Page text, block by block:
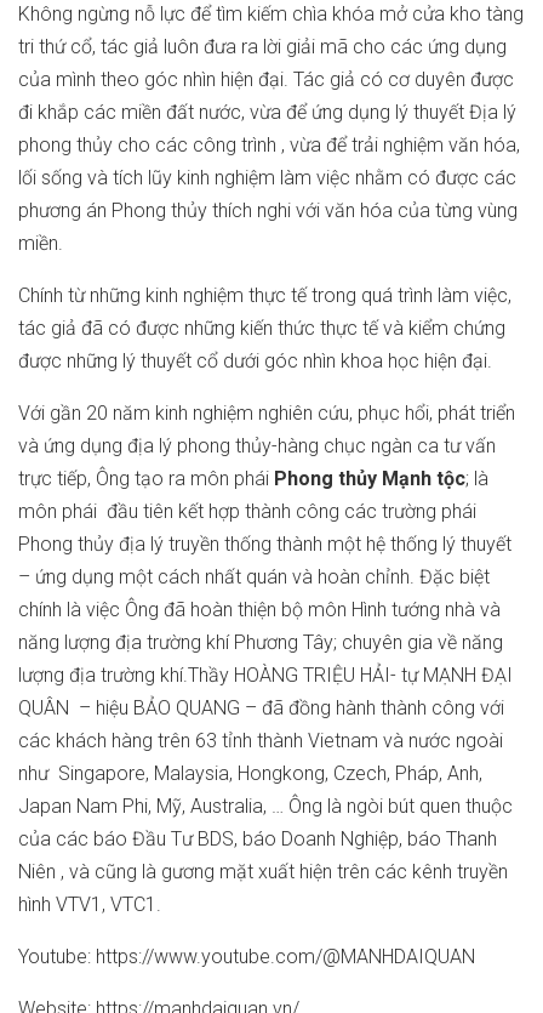
Không ngừng nỗ lực để tìm kiếm chìa khóa mở cửa kho tàng
tri thứ cổ, tác giả luôn đưa ra lời giải mã cho các ứng dụng
của mình theo góc nhìn hiện đại. Tác giả có cơ duyên được
đi khắp các miền đất nước, vừa để ứng dụng lý thuyết Địa lý
phong thủy cho các công trình , vừa để trải nghiệm văn hóa,
lối sống và tích lũy kinh nghiệm làm việc nhằm có được các
phương án Phong thủy thích nghi với văn hóa của từng vùng
miền.
Chính từ những kinh nghiệm thực tế trong quá trình làm việc,
tác giả đã có được những kiến thức thực tế và kiểm chứng
được những lý thuyết cổ dưới góc nhìn khoa học hiện đại.
Với gần 20 năm kinh nghiệm nghiên cứu, phục hổi, phát triển
và ứng dụng địa lý phong thủy-hàng chục ngàn ca tư vấn
trực tiếp, Ông tạo ra môn phái Phong thủy Mạnh tộc; là
môn phái đầu tiên kết hợp thành công các trường phái
Phong thủy địa lý truyền thống thành một hệ thống lý thuyết
– ứng dụng một cách nhất quán và hoàn chỉnh. Đặc biệt
chính là việc Ông đã hoàn thiện bộ môn Hình tướng nhà và
năng lượng địa trường khí Phương Tây; chuyên gia về năng
lượng địa trường khí.Thầy HOÀNG TRIỆU HẢI- tự MẠNH ĐẠI
QUÂN – hiệu BẢO QUANG – đã đồng hành thành công với
các khách hàng trên 63 tỉnh thành Vietnam và nước ngoài
như Singapore, Malaysia, Hongkong, Czech, Pháp, Anh,
Japan Nam Phi, Mỹ, Australia, … Ông là ngòi bút quen thuộc
của các báo Đầu Tư BDS, báo Doanh Nghiệp, báo Thanh
Niên , và cũng là gương mặt xuất hiện trên các kênh truyền
hình VTV1, VTC1.
Youtube: https://www.youtube.com/@MANHDAIQUAN